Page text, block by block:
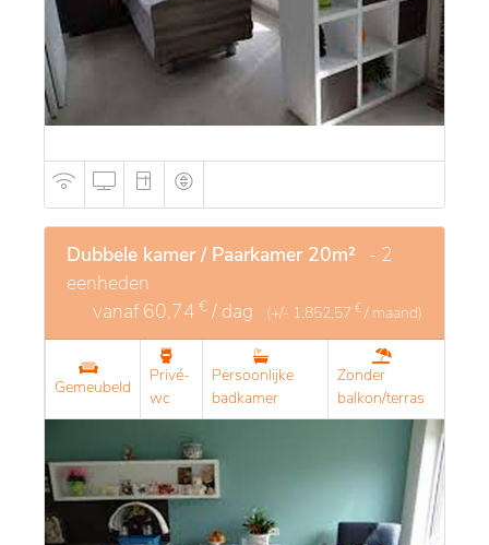
Dubbele kamer / Paarkamer 20m² - 2
eenheden
vanaf60,74 € / dag (+/- 1.852,57 € / maand)
Gemeubeld
Privé-
wc
Persoonlijke
badkamer
Zonder
balkon/terras